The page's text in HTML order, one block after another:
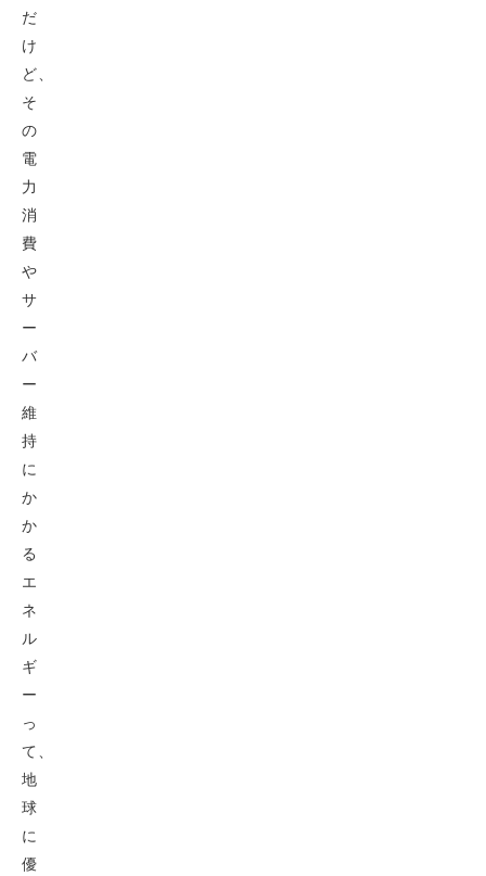
だ
け
ど、
そ
の
電
力
消
費
や
サ
ー
バ
ー
維
持
に
か
か
る
エ
ネ
ル
ギ
ー
っ
て、
地
球
に
優